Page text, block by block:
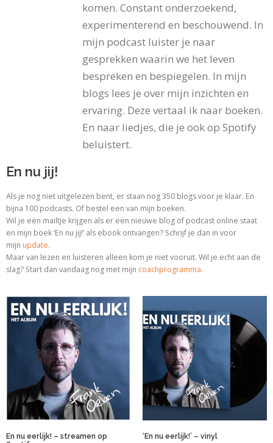
komen. Constant onderzoekend,
experimenterend en beschouwend. In
mijn podcast luister je naar
gesprekken waarin we het leven
bespreken en bespiegelen. In mijn
blogs lees je over mijn inzichten en
ervaring. Deze vertaal ik naar boeken.
En naar liedjes, die je ook op Spotify
beluistert.
En nu jij!
Als je nog niet uitgelezen bent, er staan nog 350 blogs voor je klaar. En
bijna 100 podcasts. Of bestel een van mijn boeken.
Wil je een mailtje krijgen als er een nieuwe blog of podcast online staat
en mijn boek ‘En nu jij!’ als ebook ontvangen? Schrijf je dan in voor
mijn update.
Maar van lezen en luisteren alleen kom je niet vooruit. Wil je echt aan de
slag? Start dan vandaag nog met mijn coachprogramma.
En nu eerlijk! – streamen op
‘En nu eerlijk!’ – vinyl